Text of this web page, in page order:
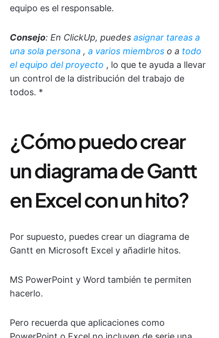
equipo es el responsable.
Consejo: En ClickUp, puedes asignar tareas a
una sola persona , a varios miembros o a todo
el equipo del proyecto , lo que te ayuda a llevar
un control de la distribución del trabajo de
todos. *
¿Cómo puedo crear
un diagrama de Gantt
en Excel con un hito?
Por supuesto, puedes crear un diagrama de
Gantt en Microsoft Excel y añadirle hitos.
MS PowerPoint y Word también te permiten
hacerlo.
Pero recuerda que aplicaciones como